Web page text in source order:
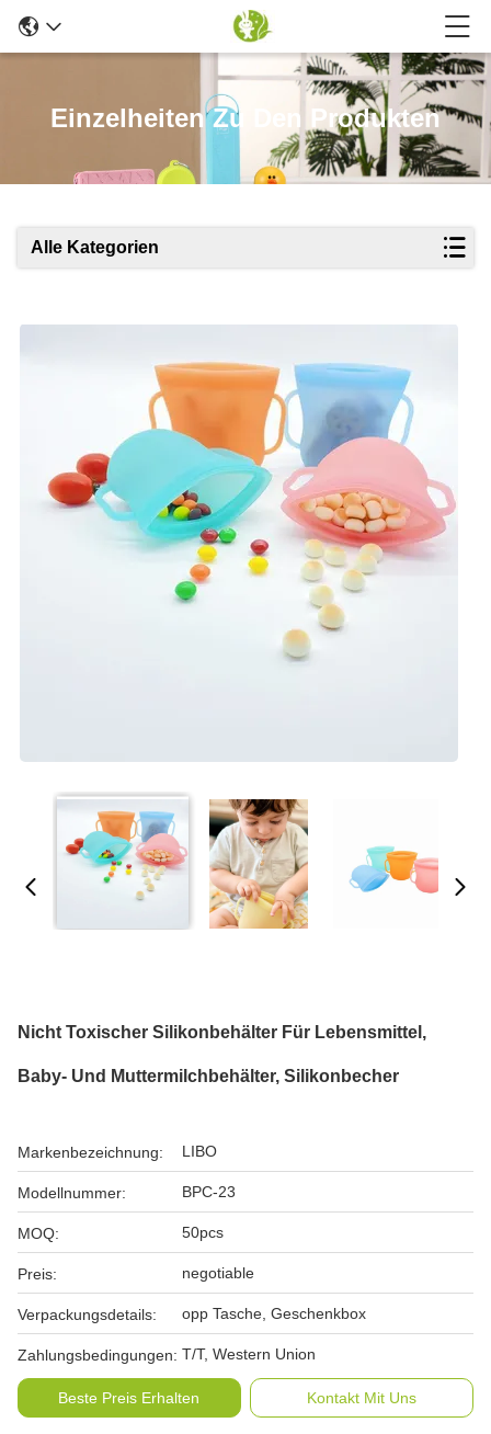
Einzelheiten Zu Den Produkten
Alle Kategorien
Nicht Toxischer Silikonbehälter Für Lebensmittel,
Baby- Und Muttermilchbehälter, Silikonbecher
Markenbezeichnung: LIBO
Modellnummer: BPC-23
MOQ: 50pcs
Preis: negotiable
Verpackungsdetails: opp Tasche, Geschenkbox
Zahlungsbedingungen: T/T, Western Union
Beste Preis Erhalten Kontakt Mit Uns